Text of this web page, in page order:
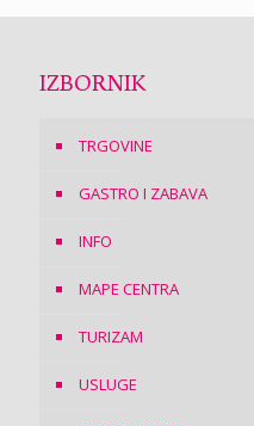
IZBORNIK
TRGOVINE
GASTRO I ZABAVA
INFO
MAPE CENTRA
TURIZAM
USLUGE